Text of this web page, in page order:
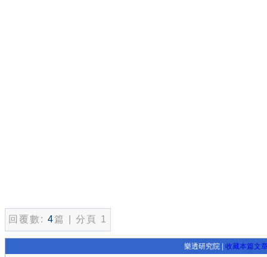
回覆數: 4篇 | 分頁 1
樂透研究院 | 收藏本篇文